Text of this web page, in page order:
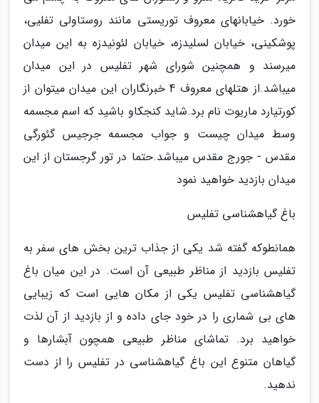
خورد. خیابانهای معروف توریستی مانند روستاولی تفلیی،
پوشکینی، خیابان لسلیدزه، خیابان لئونیدزه به این میدان
میرسند و همچنین شورای شهر تفلیس در این میدان
میباشد.از هتلهای معروف 4 خبرنگاران این میدان میتوان از
کورتیارد ماریوت نام برد.شاید کنجکاو باشید که اسم مجسمه
وسط میدان چیست و جواب مجسمه جرجیس گئورگی
مقدس - جورج مقدس میباشد.حتما در تور گرجستان از این
میدان بازدید خواهید نمود
باغ گیاهشناسی تفلیس
همانطوکه گفته شد یکی از جذاب ترین بخش های سفر به
تفلیس بازدید از مناظر طبیعی آن است. در این میان باغ
گیاهشناسی تفلیس یکی از مکان هایی است که زیبایی
های بی شماری را در خود جای داده و از بازدید از آن لذت
خواهید برد. تماشای مناظر طبیعی همچون آبشارها و
گیاهان متنوع این باغ گیاهشناسی در تفلیس را از دست
ندهید.